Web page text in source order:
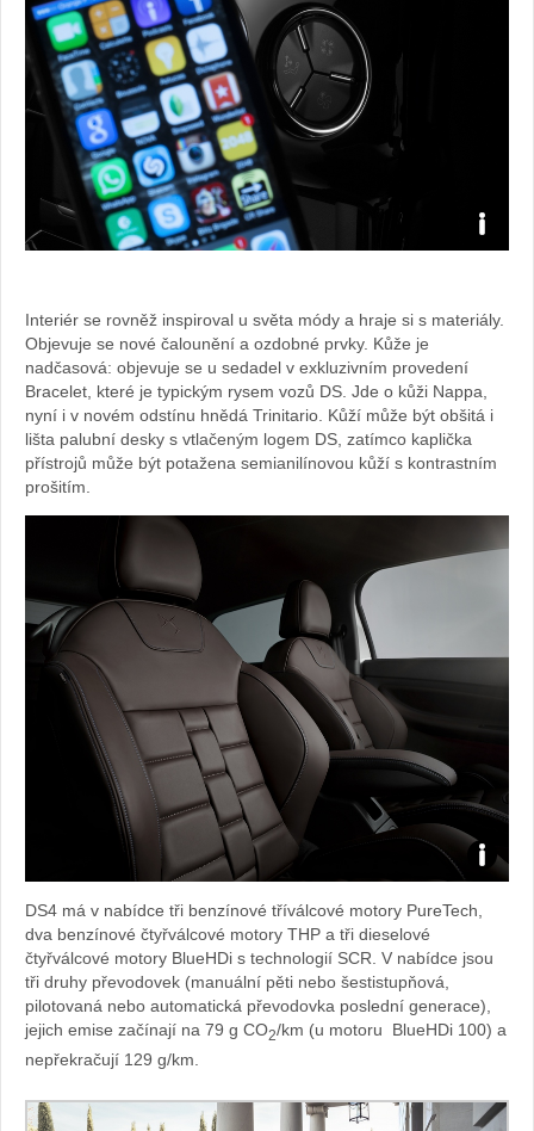
Zdroj:
DS
Interiér se rovněž inspiroval u světa módy a hraje si s materiály.
Objevuje se nové čalounění a ozdobné prvky. Kůže je
nadčasová: objevuje se u sedadel v exkluzivním provedení
Bracelet, které je typickým rysem vozů DS. Jde o kůži Nappa,
nyní i v novém odstínu hnědá Trinitario. Kůží může být obšitá i
lišta palubní desky s vtlačeným logem DS, zatímco kaplička
přístrojů může být potažena semianilínovou kůží s kontrastním
prošitím.
Zdroj:
DS
DS4 má v nabídce tři benzínové tříválcové motory PureTech,
dva benzínové čtyřválcové motory THP a tři dieselové
čtyřválcové motory BlueHDi s technologií SCR. V nabídce jsou
tři druhy převodovek (manuální pěti nebo šestistupňová,
pilotovaná nebo automatická převodovka poslední generace),
jejich emise začínají na 79 g CO2/km (u motoru BlueHDi 100) a
nepřekračují 129 g/km.